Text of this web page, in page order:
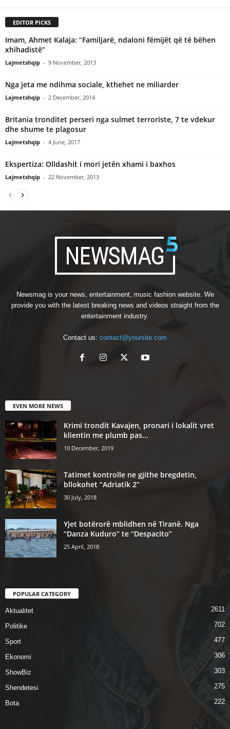
EDITOR PICKS
Imam, Ahmet Kalaja: “Familjarë, ndaloni fëmijët që të bëhen
xhihadistë”
Lajmetshqip - 9 November, 2013
Nga jeta me ndihma sociale, kthehet ne miliarder
Lajmetshqip - 2 December, 2014
Britania tronditet perseri nga sulmet terroriste, 7 te vdekur
dhe shume te plagosur
Lajmetshqip - 4 June, 2017
Ekspertiza: Olldashit i mori jetën xhami i baxhos
Lajmetshqip - 22 November, 2013
Newsmag is your news, entertainment, music fashion website. We
provide you with the latest breaking news and videos straight from the
entertainment industry.
Contact us: contact@yoursite.com
EVEN MORE NEWS
Krimi trondit Kavajen, pronari i lokalit vret
klientin me plumb pas...
10 December, 2019
Tatimet kontrolle ne gjithe bregdetin,
bllokohet “Adriatik 2”
30 July, 2018
Yjet botërorë mblidhen në Tiranë. Nga
“Danza Kuduro” te “Despacito”
25 April, 2018
POPULAR CATEGORY
Aktualitet 2611
Politike 702
Sport 477
Ekonomi 306
ShowBiz 303
Shendetesi 275
Bota 222